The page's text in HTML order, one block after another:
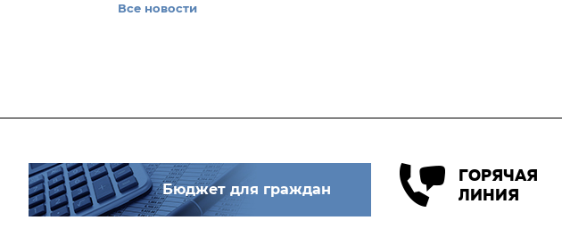
Все новости
Бюджет для граждан
ГОРЯЧАЯ
ЛИНИЯ